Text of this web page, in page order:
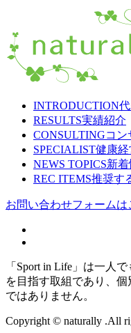
INTRODUCTION
RESULTS実績紹介
CONSULTINGコン
SPECIALIST健康経
NEWS TOPICS新
REC ITEMS推奨す
お問い合わせフォームは
「Sport in Life」は一人
を目指す取組であり、
ではありません。
Copyright © naturally .All